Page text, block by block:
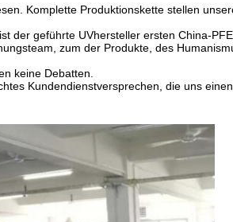
Komplette Produktionskette stellen
der geführte UVhersteller ersten China-
zum der Produkte, des
keine Debatten.
Kundendienstversprechen, die uns